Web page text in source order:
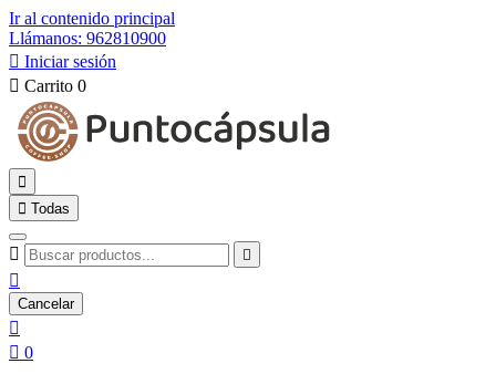
Ir al contenido principal
Llámanos: 962810900
 Iniciar sesión
 Carrito 0

 Todas
 

Cancelar

 0